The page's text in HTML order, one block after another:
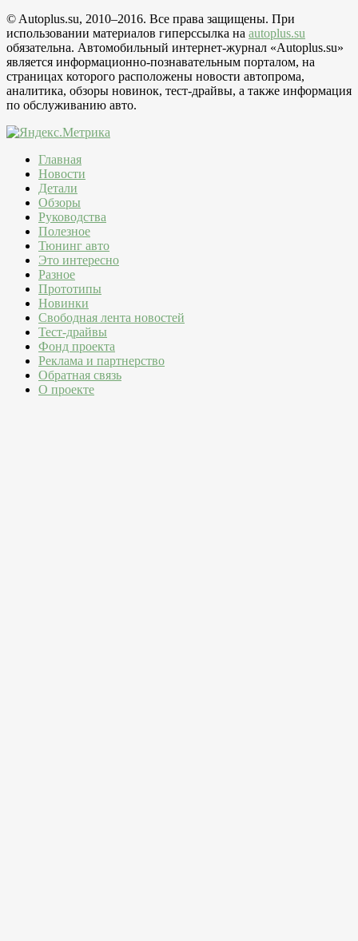
© Autoplus.su, 2010–2016. Все права защищены. При
использовании материалов гиперссылка на autoplus.su
обязательна. Автомобильный интернет-журнал «Autoplus.su»
является информационно-познавательным порталом, на
страницах которого расположены новости автопрома,
аналитика, обзоры новинок, тест-драйвы, а также информация
по обслуживанию авто.
Главная
Новости
Детали
Обзоры
Руководства
Полезное
Тюнинг авто
Это интересно
Разное
Прототипы
Новинки
Свободная лента новостей
Тест-драйвы
Фонд проекта
Реклама и партнерство
Обратная связь
О проекте